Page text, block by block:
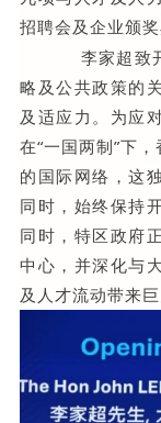
招聘会及企业颁奖
李家超致
略及公共政策的
及适应力。为应
在“一国两制”下
的国际网络，这
同时，始终保持
同时，特区政府
中心，并深化与
及人才流动带来巨